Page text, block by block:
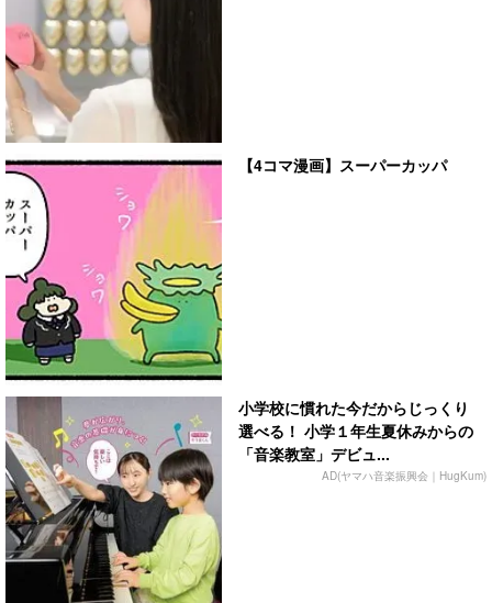
【4コマ漫画】スーパーカッパ
小学校に慣れた今だからじっくり
選べる！ 小学１年生夏休みからの
「音楽教室」デビュ...
AD(ヤマハ音楽振興会｜HugKum)